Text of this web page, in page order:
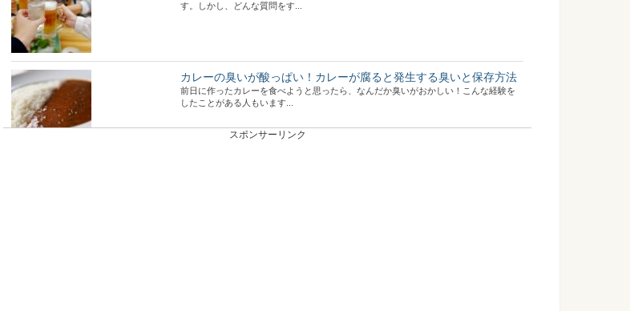
す。しかし、どんな質問をす...
カレーの臭いが酸っぱい！カレーが腐ると発生する臭いと保存方法
前日に作ったカレーを食べようと思ったら、なんだか臭いがおかしい！こんな経験を
したことがある人もいます...
スポンサーリンク